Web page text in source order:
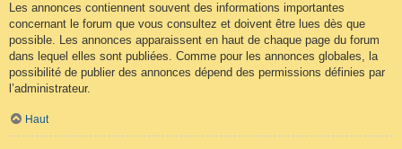
Les annonces contiennent souvent des informations importantes
concernant le forum que vous consultez et doivent être lues dès que
possible. Les annonces apparaissent en haut de chaque page du forum
dans lequel elles sont publiées. Comme pour les annonces globales, la
possibilité de publier des annonces dépend des permissions définies par
l’administrateur.
Haut